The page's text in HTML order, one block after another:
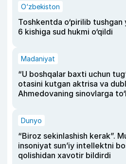
O‘zbekiston
Toshkentda o‘pirilib tushgan
6 kishiga sud hukmi o‘qildi
Madaniyat
“U boshqalar baxti uchun
otasini kutgan aktrisa va
Ahmedovaning sinovlarga
Dunyo
“Biroz sekinlashish kerak”.
insoniyat sun’iy intellektni
qolishidan xavotir bildirdi